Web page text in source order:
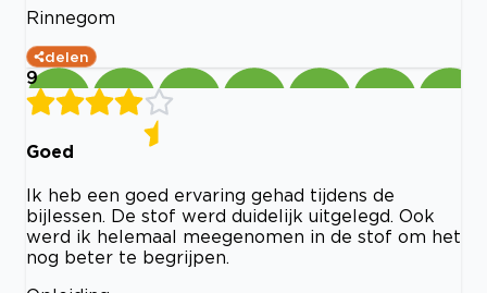
Rinnegom
delen
9
Goed
Ik heb een goed ervaring gehad tijdens de
bijlessen. De stof werd duidelijk uitgelegd. Ook
werd ik helemaal meegenomen in de stof om het
nog beter te begrijpen.